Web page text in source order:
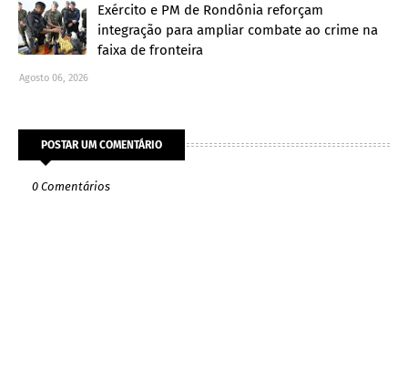
Exército e PM de Rondônia reforçam
integração para ampliar combate ao crime na
faixa de fronteira
Agosto 06, 2026
POSTAR UM COMENTÁRIO
0 Comentários